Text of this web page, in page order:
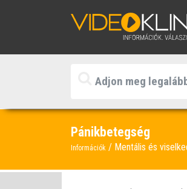
Pánikbetegség
Információk Mentális és